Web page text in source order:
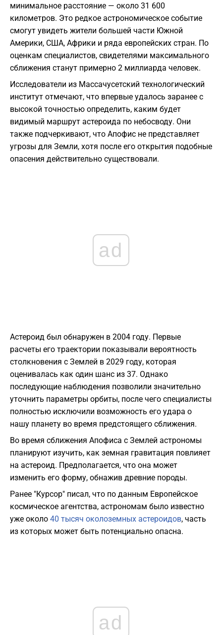
минимальное расстояние — около 31 600
километров. Это редкое астрономическое событие
смогут увидеть жители большей части Южной
Америки, США, Африки и ряда европейских стран. По
оценкам специалистов, свидетелями максимального
сближения станут примерно 2 миллиарда человек.
Исследователи из Массачусетский технологический
институт отмечают, что впервые удалось заранее с
высокой точностью определить, каким будет
видимый маршрут астероида по небосводу. Они
также подчеркивают, что Апофис не представляет
угрозы для Земли, хотя после его открытия подобные
опасения действительно существовали.
ad
Астероид был обнаружен в 2004 году. Первые
расчеты его траектории показывали вероятность
столкновения с Землей в 2029 году, которая
оценивалась как один шанс из 37. Однако
последующие наблюдения позволили значительно
уточнить параметры орбиты, после чего специалисты
полностью исключили возможность его удара о
нашу планету во время предстоящего сближения.
Во время сближения Апофиса с Землей астрономы
планируют изучить, как земная гравитация повлияет
на астероид. Предполагается, что она может
изменить его форму, обнажив древние породы.
Ранее "Курсор" писал, что по данным Европейское
космическое агентства, астрономам было известно
уже около 40 тысяч околоземных астероидов, часть
из которых может быть потенциально опасна.
ad